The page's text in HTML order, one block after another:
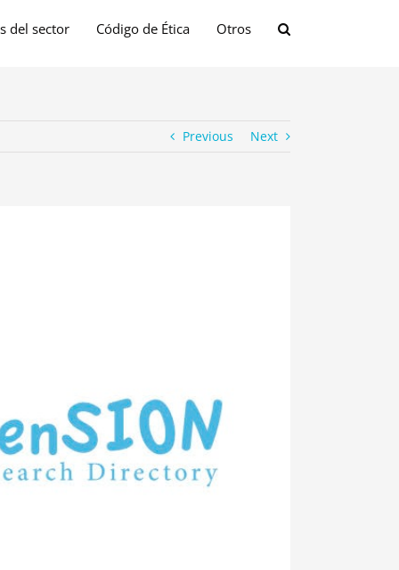
del sector Código de Ética Otros
Previous Next